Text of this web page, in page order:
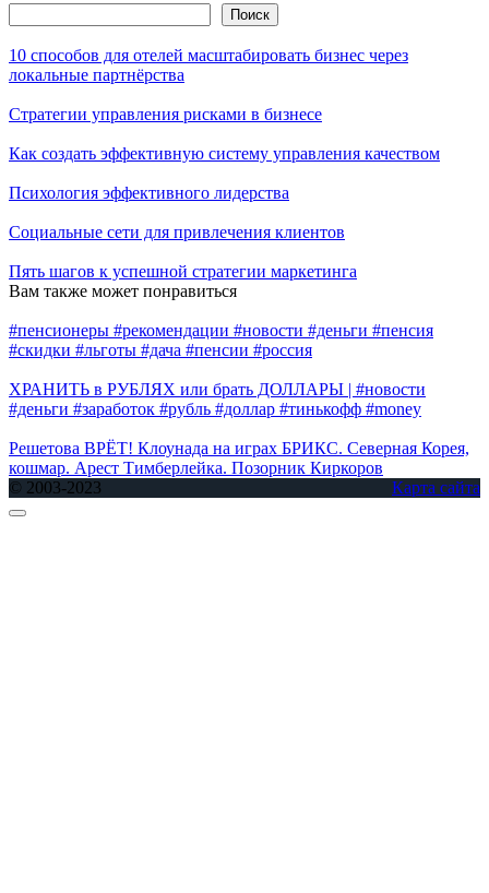
Поиск
10 способов для отелей масштабировать бизнес через
локальные партнёрства
Стратегии управления рисками в бизнесе
Как создать эффективную систему управления качеством
Психология эффективного лидерства
Социальные сети для привлечения клиентов
Пять шагов к успешной стратегии маркетинга
Вам также может понравиться
#пенсионеры #рекомендации #новости #деньги #пенсия
#скидки #льготы #дача #пенсии #россия
ХРАНИТЬ в РУБЛЯХ или брать ДОЛЛАРЫ | #новости
#деньги #заработок #рубль #доллар #тинькофф #money
Решетова ВРЁТ! Клоунада на играх БРИКС. Северная Корея,
кошмар. Арест Тимберлейка. Позорник Киркоров
© 2003-2023
Карта сайта